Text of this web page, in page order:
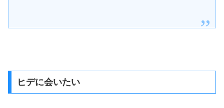
ヒデに会いたい